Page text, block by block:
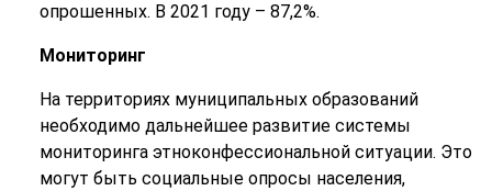
опрошенных. В 2021 году – 87,2%.
Мониторинг
На территориях муниципальных образований
необходимо дальнейшее развитие системы
мониторинга этноконфессиональной ситуации. Это
могут быть социальные опросы населения,